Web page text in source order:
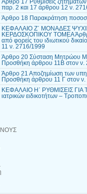
Άρθρο 17 Ρυθμίσεις
παρ. 2 και 17 άρθρου 12 ν.
Άρθρο 18 Παρακράτηση
ΚΕΦΑΛΑΙΟ Ζ΄ ΜΟΝΑΔΕΣ
ΚΕΡΔΟΣΚΟΠΙΚΟΥ ΤΟΜΕΑ Άρθρο
από φορείς του ιδιωτικού
11 ν. 2716/1999
Άρθρο 20 Σύσταση Μητρώου
Προσθήκη άρθρου 11Β στον ν.
Άρθρο 21 Αποζημίωση των
Προσθήκη άρθρου 11 Γ στον
ΚΕΦΑΛΑΙΟ Η΄ ΡΥΘΜΙΣΕΙΣ ΓΙΑ
ιατρικών ειδικοτήτων –